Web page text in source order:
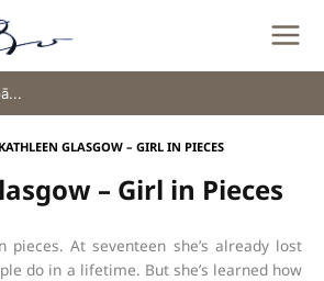
KATHLEEN GLASGOW – GIRL IN PIECES
– Girl in Pieces
pieces. At seventeen she’s already lost
do in a lifetime. But she’s learned how